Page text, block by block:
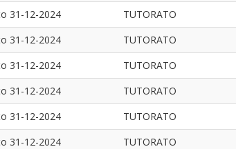
31-12-2024 TUTORATO
31-12-2024 TUTORATO
31-12-2024 TUTORATO
31-12-2024 TUTORATO
31-12-2024 TUTORATO
31-12-2024 TUTORATO